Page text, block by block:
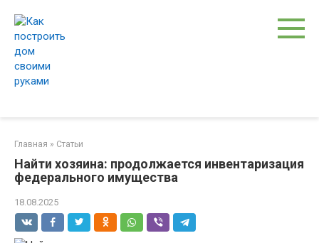
контенту
Главная » Статьи
Найти хозяина: продолжается инвентаризация
федерального имущества
18.08.2025